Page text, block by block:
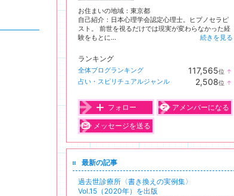
お住まいの地域： 東京都
自己紹介：日本心理学会認定心理士。ヒプノセラピ
スト。 前世を視るだけでは現実が変わらなかった経
験をもとに...
続きを見る
ランキング
全体ブログランキング 117,565位 ↑
占い・スピリチュアルジャンル 2,508位 ↑
フォロー アメンバーになる
メッセージを送る
最新の記事
過去世診療所〈書き換えの実例集〉
Vol.15（2020年）を出版